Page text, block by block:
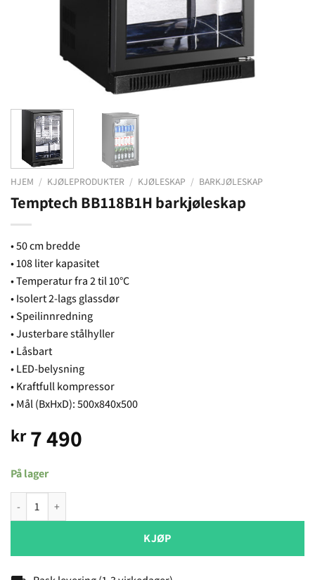
HJEM / KJØLEPRODUKTER / KJØLESKAP / BARKJØLESKAP
Temptech BB118B1H barkjøleskap
• 50 cm bredde
• 108 liter kapasitet
• Temperatur fra 2 til 10°C
• Isolert 2-lags glassdør
• Speilinnredning
• Justerbare stålhyller
• Låsbart
• LED-belysning
• Kraftfull kompressor
• Mål (BxHxD): 500x840x500
kr7 490
På lager
Temptech BB118B1H barkjøleskap antall
KJØP